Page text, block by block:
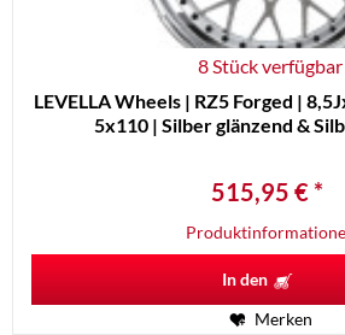
8 Stück verfügbar
LEVELLA Wheels | RZ5 Forged |
5x110 | Silber glänzend &
515,95 € *
In den
Merken